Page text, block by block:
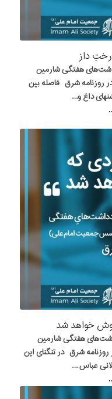
داز
هفتگی شارمین
روزنامه شرق فاصله بین
داغ و…
خواهد شد
هفتگی شارمین
شرق در تنگنای این
عباس …